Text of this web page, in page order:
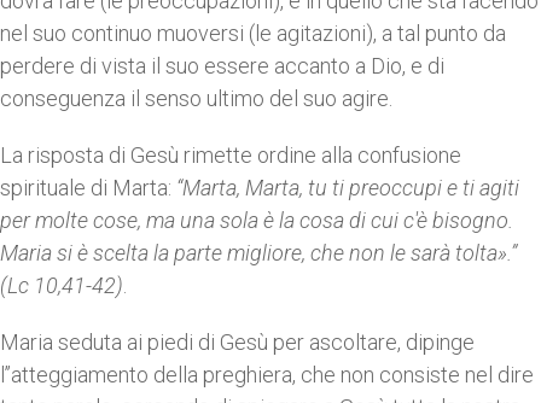
nel suo continuo muoversi (le agitazioni), a tal punto da
perdere di vista il suo essere accanto a Dio, e di
conseguenza il senso ultimo del suo agire.
La risposta di Gesù rimette ordine alla confusione
spirituale di Marta: “Marta, Marta, tu ti preoccupi e ti agiti
per molte cose, ma una sola è la cosa di cui c'è bisogno.
Maria si è scelta la parte migliore, che non le sarà tolta».”
(Lc 10,41-42)
Maria seduta ai piedi di Gesù per ascoltare, dipinge
l’’atteggiamento della preghiera, che non consiste nel dire